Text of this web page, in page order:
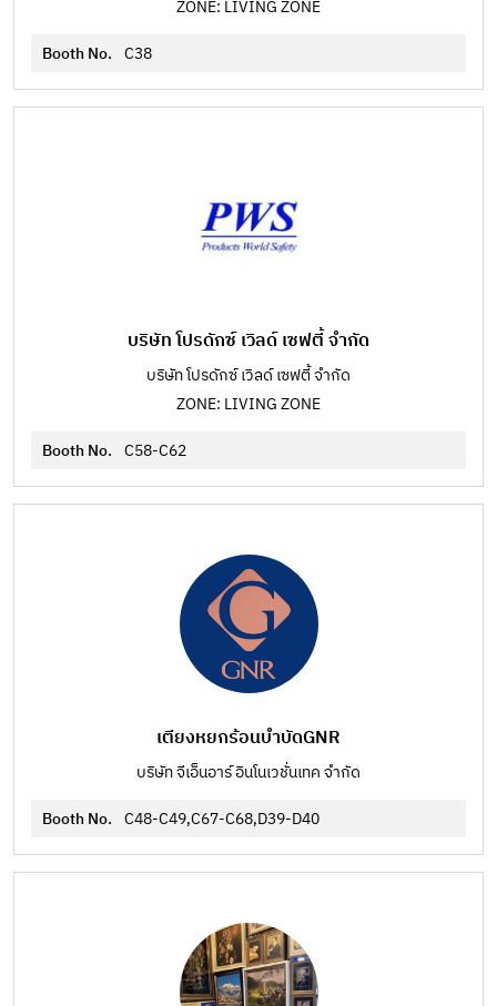
ZONE: LIVING ZONE
Booth No. C38
บริษัท โปรดักซ์ เวิลด์ เซฟตี้ จำกัด
บริษัท โปรดักซ์ เวิลด์ เซฟตี้ จำกัด
ZONE: LIVING ZONE
Booth No. C58-C62
เตียงหยกร้อนบำบัดGNR
บริษัท จีเอ็นอาร์ อินโนเวชั่นเทค จำกัด
Booth No. C48-C49,C67-C68,D39-D40